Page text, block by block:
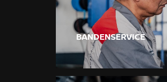
BANDENSERVICE